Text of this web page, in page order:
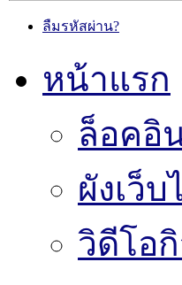
ลืมรหัสผ่าน?
หน้าแรก
ล็อคอิ
ผังเว็บ
วิดีโอ